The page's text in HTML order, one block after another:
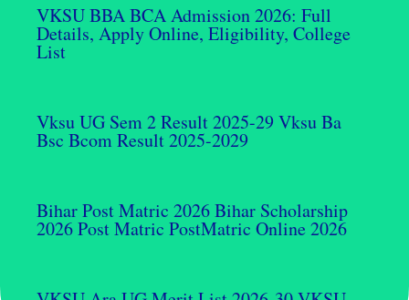
VKSU BBA BCA Admission 2026: Full
Details, Apply Online, Eligibility, College
List
Vksu UG Sem 2 Result 2025-29 Vksu Ba
Bsc Bcom Result 2025-2029
Bihar Post Matric 2026 Bihar Scholarship
2026 Post Matric PostMatric Online 2026